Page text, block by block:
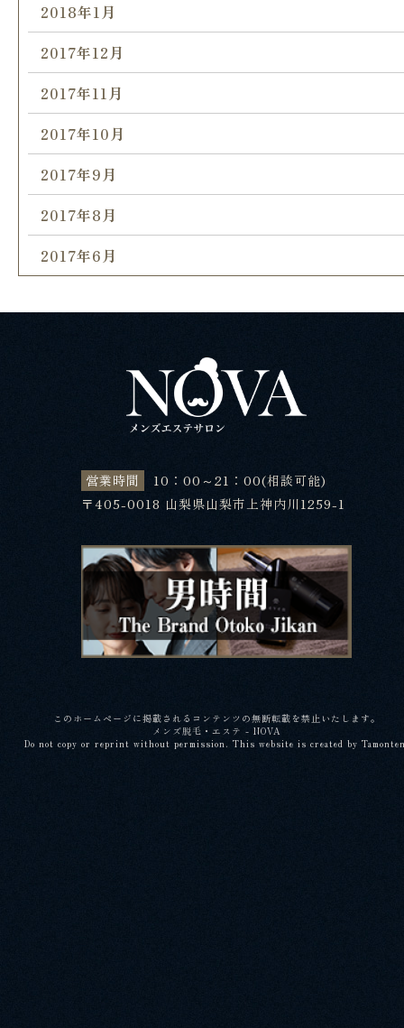
2018年1月
2017年12月
2017年11月
2017年10月
2017年9月
2017年8月
2017年6月
営業時間
10：00～21：00(相談可能)
〒405-0018 山梨県山梨市上神内川1259-1
このホームページに掲載されるコンテンツの無断転載を禁止いたします。
メンズ脱毛・エステ - NOVA
Do not copy or reprint without permission. This website is created by